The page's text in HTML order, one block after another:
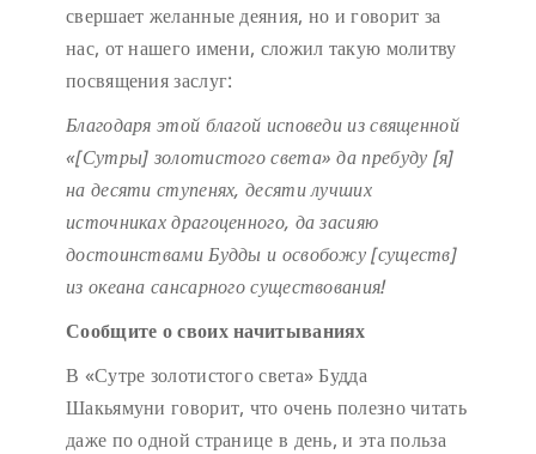
свершает желанные деяния, но и говорит за
нас, от нашего имени, сложил такую молитву
посвящения заслуг:
Благодаря этой благой исповедииз священной
«[Сутры] золотистого света» да пребуду [я]
на десяти ступенях, десяти лучших
источниках драгоценного, да засияю
достоинствами Будды и освобожу [существ]
из океана сансарного существования!
Сообщите о своих начитываниях
В «Сутре золотистого света» Будда
Шакьямуни говорит, что очень полезно читать
даже по одной странице в день, и эта польза